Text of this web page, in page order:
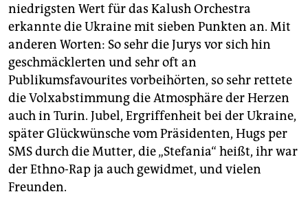
niedrigsten Wert für das Kalush Orchestra
erkannte die Ukraine mit sieben Punkten an. Mit
anderen Worten: So sehr die Jurys vor sich hin
geschmäcklerten und sehr oft an
Publikumsfavourites vorbeihörten, so sehr rettete
die Volxabstimmung die Atmosphäre der Herzen
auch in Turin. Jubel, Ergriffenheit bei der Ukraine,
später Glückwünsche vom Präsidenten, Hugs per
SMS durch die Mutter, die „Stefania“ heißt, ihr war
der Ethno-Rap ja auch gewidmet, und vielen
Freunden.